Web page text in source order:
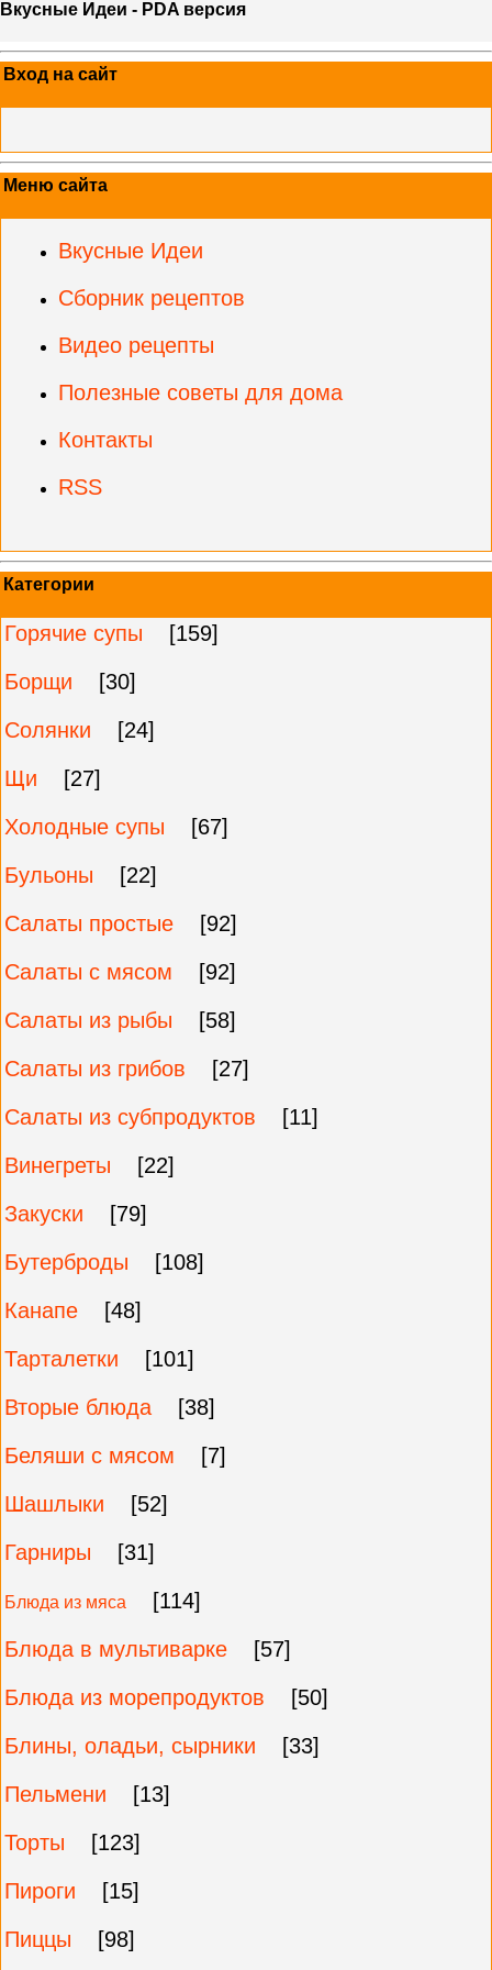
Вкусные Идеи - PDA версия
Вход на сайт
Меню сайта
Вкусные Идеи
Сборник рецептов
Видео рецепты
Полезные советы для дома
Контакты
RSS
Категории
Горячие супы
[159]
Борщи
[30]
Солянки
[24]
Щи
[27]
Холодные супы
[67]
Бульоны
[22]
Салаты простые
[92]
Салаты с мясом
[92]
Салаты из рыбы
[58]
Салаты из грибов
[27]
Салаты из субпродуктов
[11]
Винегреты
[22]
Закуски
[79]
Бутерброды
[108]
Канапе
[48]
Тарталетки
[101]
Вторые блюда
[38]
Беляши с мясом
[7]
Шашлыки
[52]
Гарниры
[31]
Блюда из мяса
[114]
Блюда в мультиварке
[57]
Блюда из морепродуктов
[50]
Блины, оладьи, сырники
[33]
Пельмени
[13]
Торты
[123]
Пироги
[15]
Пиццы
[98]